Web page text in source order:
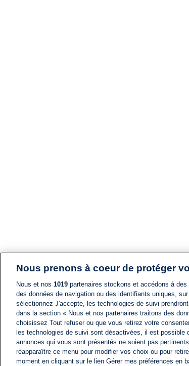
Nous prenons à coeur de protéger
Nous et nos 1019 partenaires stockons et accédons à
des données de navigation ou des identifiants uniques,
sélectionnez J'accepte, les technologies de suivi
dans la section « Nous et nos partenaires traitons des
choisissez Tout refuser ou que vous retirez votre
les technologies de suivi sont désactivées, il est possible
annonces qui vous sont présentés ne soient pas
réapparaître ce menu pour modifier vos choix ou pour
moment en cliquant sur le lien Gérer mes préférences en